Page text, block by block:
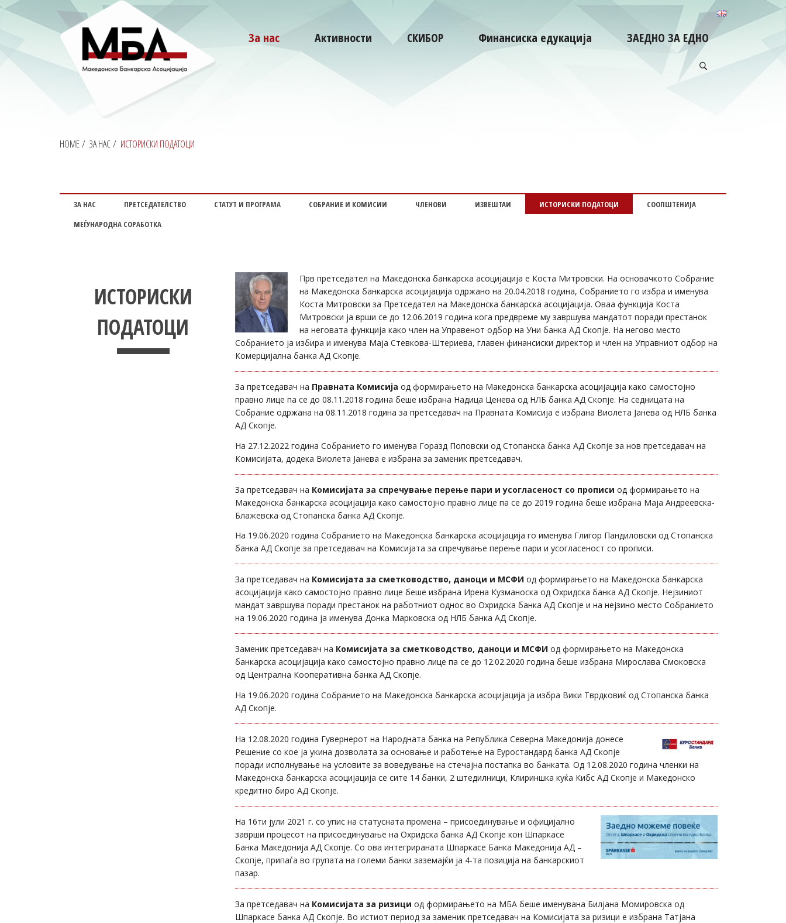
За нас Активности СКИБОР Финансиска едукација ЗАЕДНО ЗА ЕДНО
HOME/ ЗА НАС/ ИСТОРИСКИ ПОДАТОЦИ
ЗА НАС ПРЕТСЕДАТЕЛСТВО СТАТУТ И ПРОГРАМА СОБРАНИЕ И КОМИСИИ ЧЛЕНОВИ ИЗВЕШТАИ ИСТОРИСКИ ПОДАТОЦИ
СООПШТЕНИЈА
МЕЃУНАРОДНА СОРАБОТКА
ИСТОРИСКИ
ПОДАТОЦИ
Прв претседател на Македонска банкарска асоцијација е Коста Митровски. На основачкото Собрание
на Македонска банкарска асоцијација одржано на 20.04.2018 година, Собранието го избра и именува
Коста Митровски за Претседател на Македонска банкарска асоцијација. Оваа функција Коста
Митровски ја врши се до 12.06.2019 година кога предвреме му завршува мандатот поради престанок
на неговата функција како член на Управенот одбор на Уни банка АД Скопје. На негово место
Собранието ја избира и именува Маја Стевкова-Штериева, главен финансиски директор и член на Управниот одбор на
Комерцијална банка АД Скопје.
За претседавач на Правната Комисија од формирањето на Македонска банкарска асоцијација како самостојно
правно лице па се до 08.11.2018 година беше избрана Надица Ценева од НЛБ банка АД Скопје. На седницата на
Собрание одржана на 08.11.2018 година за претседавач на Правната Комисија е избрана Виолета Јанева од НЛБ банка
АД Скопје.
На 27.12.2022 година Собранието го именува Горазд Поповски од Стопанска банка АД Скопје за нов претседавач на
Комисијата, додека Виолета Јанева е избрана за заменик претседавач.
За претседавач на Комисијата за спречување перење пари и усогласеност со прописи од формирањето на
Македонска банкарска асоцијација како самостојно правно лице па се до 2019 година беше избрана Маја Андреевска-
Блажевска од Стопанска банка АД Скопје.
На 19.06.2020 година Собранието на Македонска банкарска асоцијација го именува Глигор Пандиловски од Стопанска
банка АД Скопје за претседавач на Комисијата за спречување перење пари и усогласеност со прописи.
За претседавач на Комисијата за сметководство, даноци и МСФИ од формирањето на Македонска банкарска
асоцијација како самостојно правно лице беше избрана Ирена Кузманоска од Охридска банка АД Скопје. Нејзиниот
мандат завршува поради престанок на работниот однос во Охридска банка АД Скопје и на нејзино место Собранието
на 19.06.2020 година ја именува Донка Марковска од НЛБ банка АД Скопје.
Заменик претседавач на Комисијата за сметководство, даноци и МСФИ од формирањето на Македонска
банкарска асоцијација како самостојно правно лице па се до 12.02.2020 година беше избрана Мирослава Смоковска
од Централна Кооперативна банка АД Скопје.
На 19.06.2020 година Собранието на Македонска банкарска асоцијација ја избра Вики Тврдковиќ од Стопанска банка
АД Скопје.
На 12.08.2020 година Гувернерот на Народната банка на Република Северна Македонија донесе
Решение со кое ја укина дозволата за основање и работење на Еуростандард банка АД Скопје
поради исполнување на условите за воведување на стечајна постапка во банката. Од 12.08.2020 година членки на
Македонска банкарска асоцијација се сите 14 банки, 2 штедилници, Клириншка куќа Кибс АД Скопје и Македонско
кредитно биро АД Скопје.
На 16ти јули 2021 г. со упис на статусната промена – присоединување и официјално
заврши процесот на присоединување на Охридска банка АД Скопје кон Шпаркасе
Банка Македонија АД Скопје. Со ова интегрираната Шпаркасе Банка Македонија АД –
Скопје, припаѓа во групата на големи банки заземајќи ја 4-та позиција на банкарскиот
пазар.
За претседавач на Комисијата за ризици од формирањето на МБА беше именувана Билјана Момировска од
Шпаркасе банка АД Скопје. Во истиот период за заменик претседавач на Комисијата за ризици е избрана Татјана